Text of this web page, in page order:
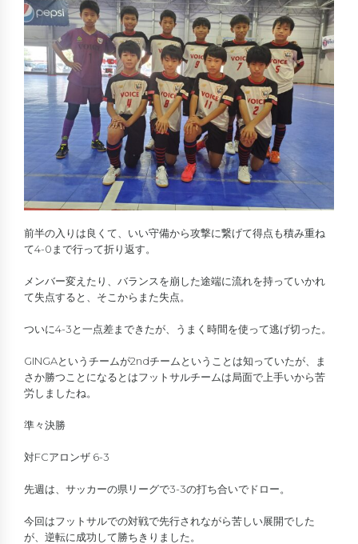
前半の入りは良くて、いい守備から攻撃に繋げて得点も積み重ね
て4-0まで行って折り返す。
メンバー変えたり、バランスを崩した途端に流れを持っていかれ
て失点すると、そこからまた失点。
ついに4-3と一点差まできたが、うまく時間を使って逃げ切った。
GINGAというチームが2ndチームということは知っていたが、ま
さか勝つことになるとはフットサルチームは局面で上手いから苦
労しましたね。
準々決勝
対FCアロンザ 6-3
先週は、サッカーの県リーグで3-3の打ち合いでドロー。
今回はフットサルでの対戦で先行されながら苦しい展開でした
が、逆転に成功して勝ちきりました。